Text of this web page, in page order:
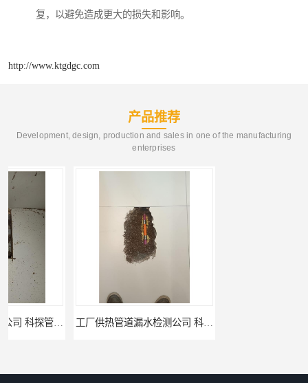
复，以避免造成更大的损失和影响。
http://www.ktgdgc.com
产品推荐
Development, design, production and sales in one of the manufacturing
enterprises
工厂供热管道漏水检测公司 科探管道工程 公司仪器测漏电话 科探管道工程